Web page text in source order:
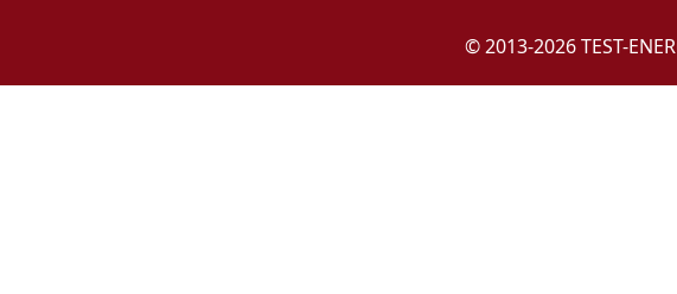
© 2013-2026 TEST-